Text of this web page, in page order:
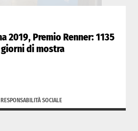
2019, Premio Renner: 1135
di mostra
RESPONSABILITÀ SOCIALE